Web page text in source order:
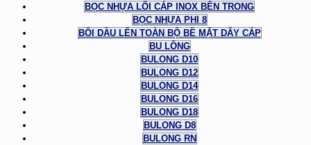
BỌC NHỰA LÕI CÁP INOX BÊN TRONG
BỌC NHỰA PHI 8
BÔI DẦU LÊN TOÀN BỘ BỀ MẶT DÂY CÁP
BU LÔNG
BULONG D10
BULONG D12
BULONG D14
BULONG D16
BULONG D18
BULONG D8
BULONG RN